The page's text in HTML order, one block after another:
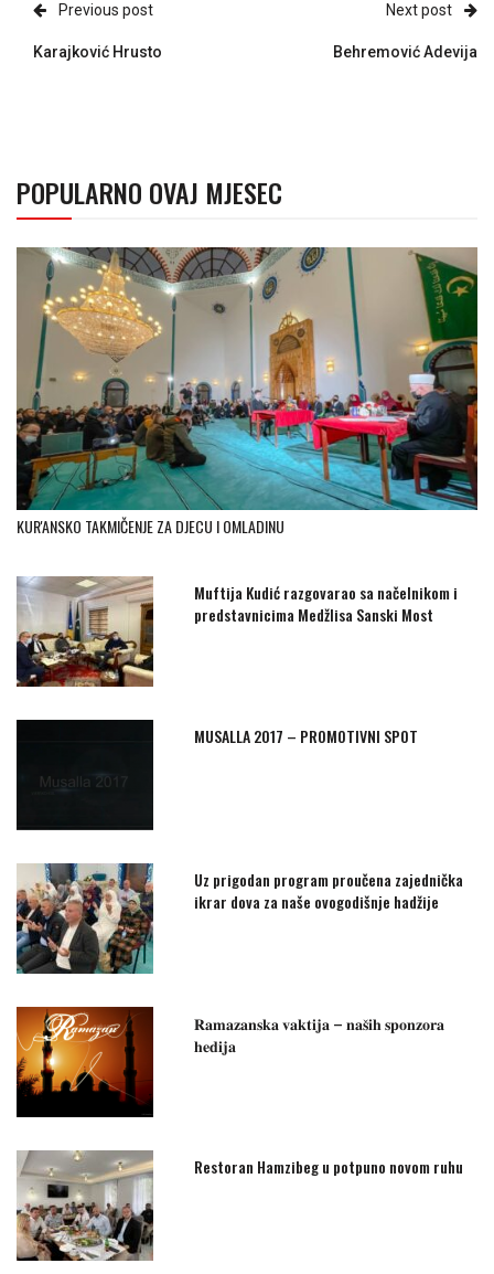
Previous post
Karajković Hrusto
Next post
Behremović Adevija
POPULARNO OVAJ MJESEC
KUR'ANSKO TAKMIČENJE ZA DJECU I OMLADINU
Muftija Kudić razgovarao sa načelnikom i
predstavnicima Medžlisa Sanski Most
MUSALLA 2017 – PROMOTIVNI SPOT
Uz prigodan program proučena zajednička
ikrar dova za naše ovogodišnje hadžije
𝐑𝐚𝐦𝐚𝐳𝐚𝐧𝐬𝐤𝐚 𝐯𝐚𝐤𝐭𝐢𝐣𝐚 – 𝐧𝐚𝐬̌𝐢𝐡 𝐬𝐩𝐨𝐧𝐳𝐨𝐫𝐚
𝐡𝐞𝐝𝐢𝐣𝐚
Restoran Hamzibeg u potpuno novom ruhu